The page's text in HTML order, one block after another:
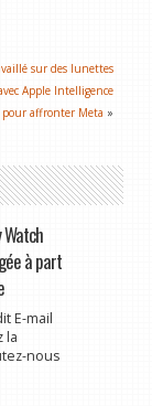
sur des lunettes
Apple Intelligence
pour affronter Meta »
à part
E-mail
la
nous